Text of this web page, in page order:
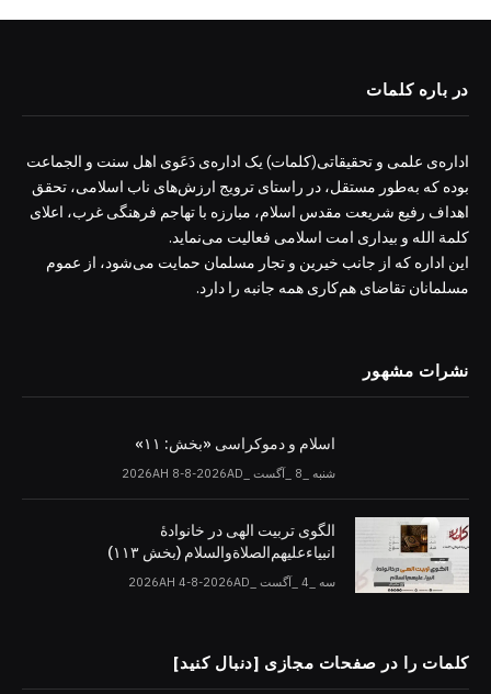
در باره کلمات
اداره‌ی علمی و تحقیقاتی(کلمات) یک اداره‌ی دَعَوی اهل سنت و الجماعت
بوده که به‌طور مستقل، در راستای ترویج ارزش‌های ناب اسلامی، تحقق
اهداف رفیع شریعت مقدس اسلام، مبارزه با تهاجم فرهنگی غرب، اعلای
کلمة الله و بیداری امت اسلامی فعالیت می‌نماید.
این اداره که از جانب خیرین و تجار مسلمان حمایت می‌شود، از عموم
مسلمانان تقاضای هم‌کاری همه جانبه را دارد.
نشرات مشهور
اسلام و دموکراسی «بخش: ۱۱»
شنبه _8 _آگست _2026AH 8-8-2026AD
الگوی تربیت الهی در خانوادۀ
انبیاءعلیهم‌الصلاةو‌السلام (بخش ۱۱۳)
سه _4 _آگست _2026AH 4-8-2026AD
کلمات را در صفحات مجازی [دنبال کنید]